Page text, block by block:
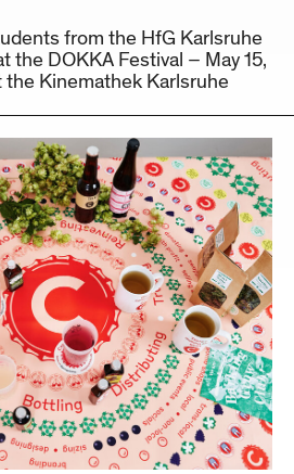
from the HfG Karlsruhe
the DOKKA Festival – May 15,
Kinemathek Karlsruhe